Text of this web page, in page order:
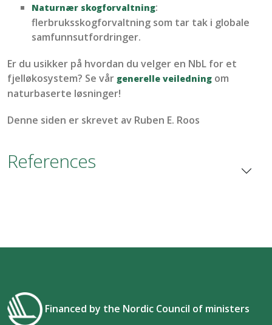
Naturnær skogforvaltning:
flerbruksskogforvaltning som tar tak i globale
samfunnsutfordringer.
Er du usikker på hvordan du velger en NbL for et
fjelløkosystem? Se vår generelle veiledning om
naturbaserte løsninger!
Denne siden er skrevet av Ruben E. Roos
References
Financed by the Nordic Council of ministers